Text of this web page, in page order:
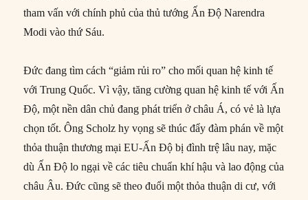
tham vấn với chính phủ của thủ tướng Ấn Độ Narendra
Modi vào thứ Sáu.
Đức đang tìm cách “giảm rủi ro” cho mối quan hệ kinh tế
với Trung Quốc. Vì vậy, tăng cường quan hệ kinh tế với Ấn
Độ, một nền dân chủ đang phát triển ở châu Á, có vẻ là lựa
chọn tốt. Ông Scholz hy vọng sẽ thúc đẩy đàm phán về một
thỏa thuận thương mại EU-Ấn Độ bị đình trệ lâu nay, mặc
dù Ấn Độ lo ngại về các tiêu chuẩn khí hậu và lao động của
châu Âu. Đức cũng sẽ theo đuổi một thỏa thuận di cư, với